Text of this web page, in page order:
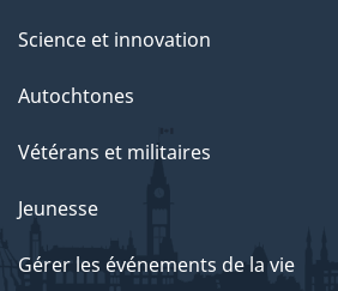
Science et innovation
Autochtones
Vétérans et militaires
Jeunesse
Gérer les événements de la vie